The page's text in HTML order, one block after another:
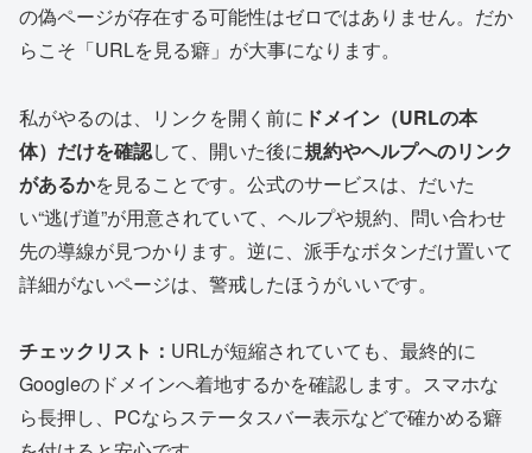
の偽ページが存在する可能性はゼロではありません。だか
らこそ「URLを見る癖」が大事になります。
私がやるのは、リンクを開く前に ドメイン（URLの本
体）だけを確認して、開いた後に規約やヘルプへのリンク
があるかを見ることです。公式のサービスは、だいた
い“逃げ道”が用意されていて、ヘルプや規約、問い合わせ
先の導線が見つかります。逆に、派手なボタンだけ置いて
詳細がないページは、警戒したほうがいいです。
チェックリスト： URLが短縮されていても、最終的に
Googleのドメインへ着地するかを確認します。スマホな
ら長押し、PCならステータスバー表示などで確かめる癖